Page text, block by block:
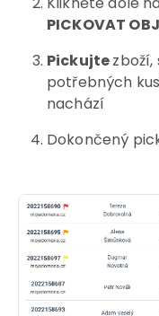
PICKOVAT
Pickujte
potřebných
nachází
Dokončený